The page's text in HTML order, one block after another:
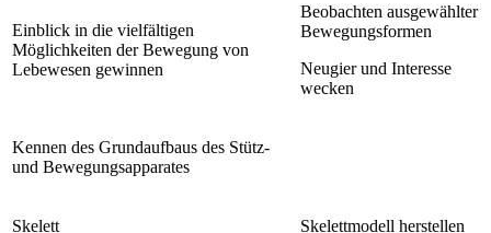
Einblick in die vielfältigen
Möglichkeiten der Bewegung von
Lebewesen gewinnen
Beobachten ausgewählter
Bewegungsformen
Neugier und Interesse
wecken
Kennen des Grundaufbaus des Stütz-
und Bewegungsapparates
Skelett Skelettmodell herstellen